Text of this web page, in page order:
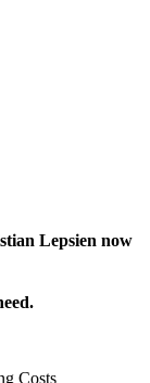
Lepsien now
Costs